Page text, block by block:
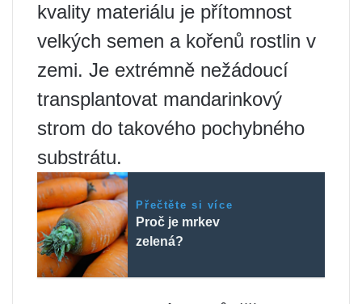
kvality materiálu je přítomnost
velkých semen a kořenů rostlin v
zemi. Je extrémně nežádoucí
transplantovat mandarinkový
strom do takového pochybného
substrátu.
Přečtěte si více
Proč je mrkev
zelená?